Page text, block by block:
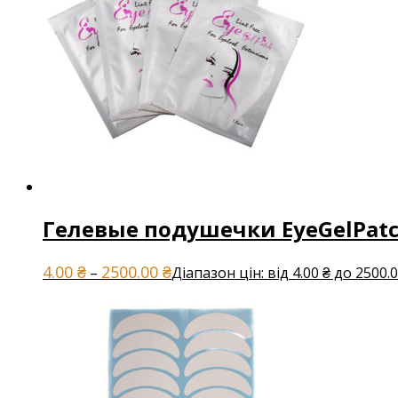
Гелевые подушечки
4.00 ₴ – 2500.00 ₴Діапазон цін: від 4.00 ₴ до